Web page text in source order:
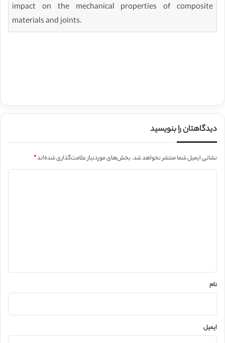
impact on the mechanical properties of composite
materials and joints.
دیدگاهتان را بنویسید
نشانی ایمیل شما منتشر نخواهد شد.بخش‌های موردنیاز علامت‌گذاری شده‌اند*
نام
ایمیل